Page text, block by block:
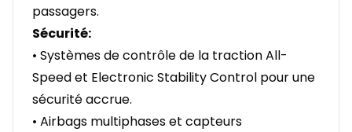
passagers.
Sécurité:
• Systèmes de contrôle de la traction All-
Speed et Electronic Stability Control pour une
sécurité accrue.
• Airbags multiphases et capteurs